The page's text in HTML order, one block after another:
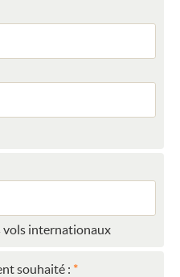
vols internationaux
souhaité :